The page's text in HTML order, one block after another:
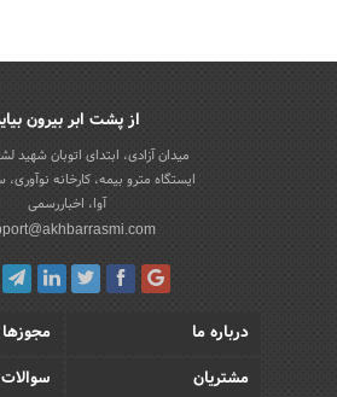
از پشت ابر بیرون
میدان آزادی، ابتدای اتوبان شهید
ایستگاه مترو بیمه، کارخانه
آوا، اخباررسمی
درباره ما
مجوزها
مشتریان